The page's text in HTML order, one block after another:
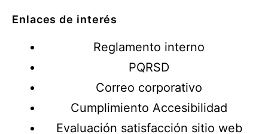
Enlaces de interés
Reglamento interno
PQRSD
Correo corporativo
Cumplimiento Accesibilidad
Evaluación satisfacción sitio web